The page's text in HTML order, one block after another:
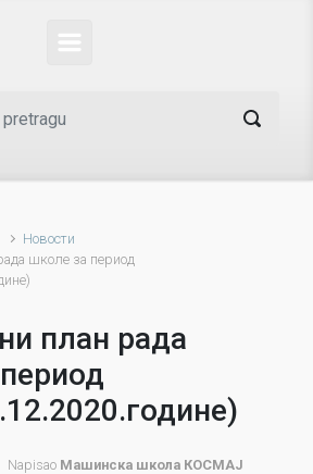
Новости
школе за период
план рада
Napisao Машинска школа КОСМАЈ